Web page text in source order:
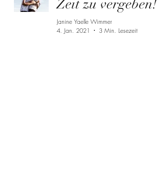
Zeit zu vergeben!
Janine Yaelle Wimmer
4. Jan. 2021
3 Min. Lesezeit